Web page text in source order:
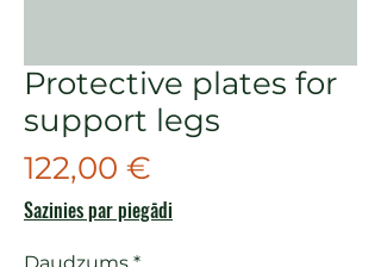
Protective plates for
support legs
122,00 €
Sazinies par piegādi
Daudzums *